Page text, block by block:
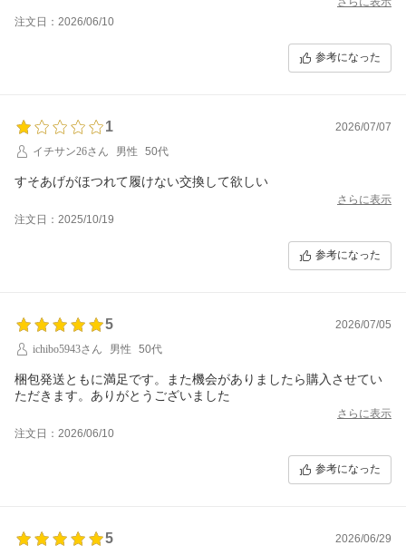
注文日：2026/06/10
参考になった
1
2026/07/07
イチサン26さん
男性 50代
すそあげがほつれて履けない交換して欲しい
さらに表示
注文日：2025/10/19
参考になった
5
2026/07/05
ichibo5943さん
男性 50代
梱包発送ともに満足です。また機会がありましたら購入させてい
ただきます。ありがとうございました
さらに表示
注文日：2026/06/10
参考になった
5
2026/06/29